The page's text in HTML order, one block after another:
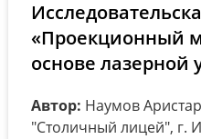
«Проекционный
основе лазерной
Автор: Наумов
"Столичный лицей", г.